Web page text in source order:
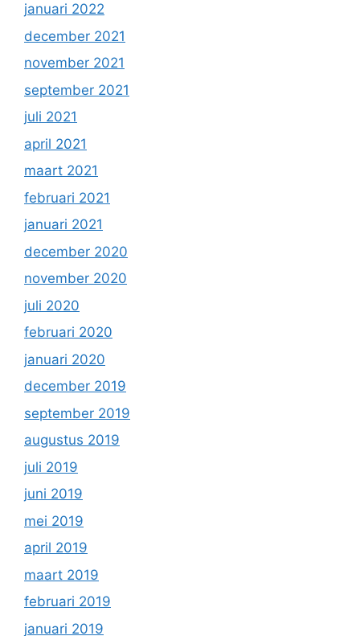
januari 2022
december 2021
november 2021
september 2021
juli 2021
april 2021
maart 2021
februari 2021
januari 2021
december 2020
november 2020
juli 2020
februari 2020
januari 2020
december 2019
september 2019
augustus 2019
juli 2019
juni 2019
mei 2019
april 2019
maart 2019
februari 2019
januari 2019